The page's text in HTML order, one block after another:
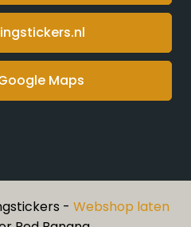
Maps
- Webshop laten